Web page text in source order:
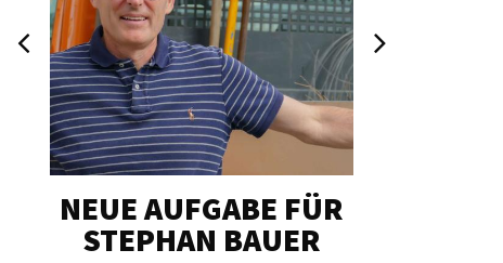
NEUE AUFGABE FÜR
STEPHAN BAUER